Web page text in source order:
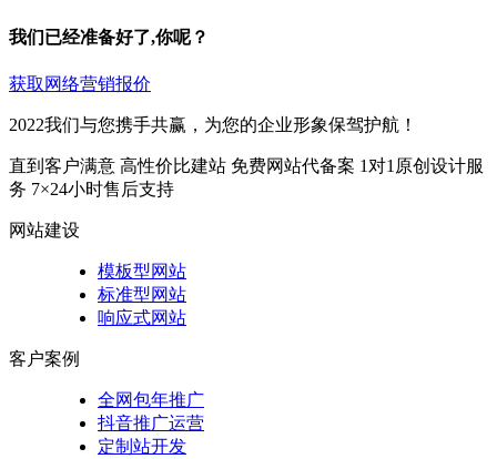
我们已经准备好了,你呢？
获取网络营销报价
2022我们与您携手共赢，为您的企业形象保驾护航！
直到客户满意 高性价比建站 免费网站代备案 1对1原创设计服
务 7×24小时售后支持
网站建设
模板型网站
标准型网站
响应式网站
客户案例
全网包年推广
抖音推广运营
定制站开发